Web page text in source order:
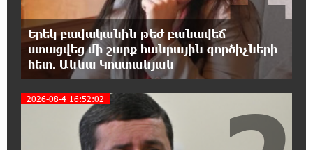
0:35:27 8-08-2026
Հայ ուշուիստները 37 մեդալ են նվաճել
միջազգային մրցաշարում
0:17:18 8-08-2026
ԱՄՆ Սենատը մեծամասնությամբ ընդունել է
Ռուսաստանի և Իրանի դեմ
պատժամիջոցների ընդլայնման օրինագիծը
Երեկ բավականին թեժ բանավեճ
ստացվեց մի շարք հանրային գործիչների
հետ. Աննա Կոստանյան
2026-08-4 16:52:02